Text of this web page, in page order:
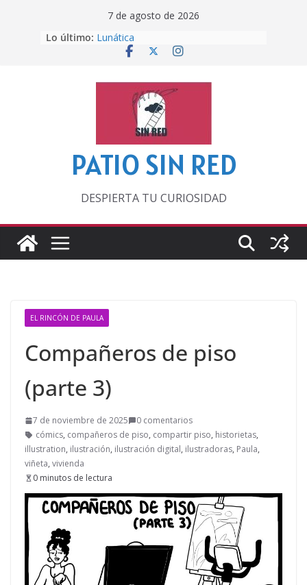
7 de agosto de 2026
Lo último: Lunática
Pero, hasta entonces…
‘La broma infinita’ de recomendar
lecturas veraniegas
Otra del Mundial
PATIO SIN RED
DESPIERTA TU CURIOSIDAD
EL RINCÓN DE PAULA
Compañeros de piso
(parte 3)
7 de noviembre de 2025
0 comentarios
cómics, compañeros de piso, compartir piso, historietas,
illustration, ilustración, ilustración digital, ilustradoras, Paula,
viñeta, vivienda
0 minutos de lectura